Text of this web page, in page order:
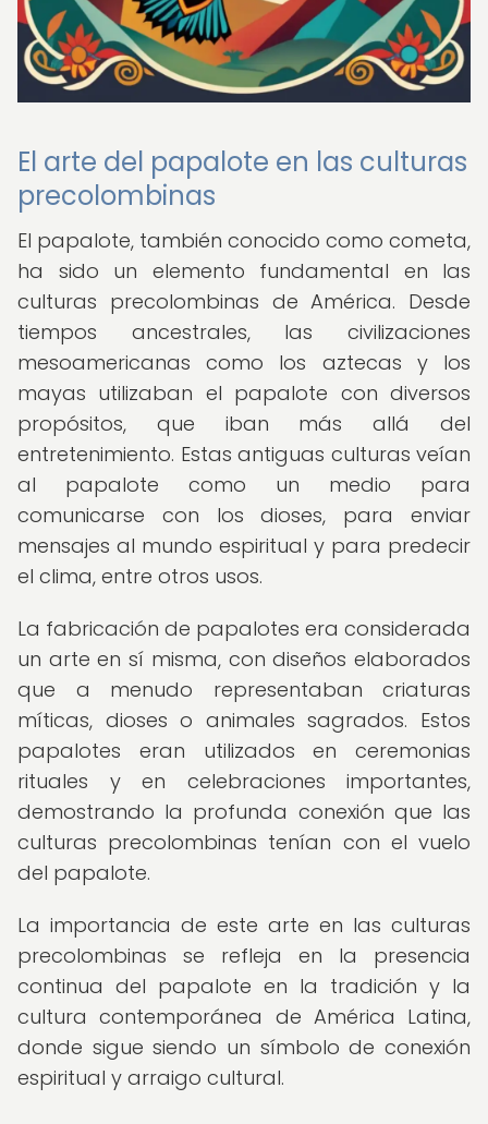
El arte del papalote en las culturas
precolombinas
El papalote, también conocido como cometa,
ha sido un elemento fundamental en las
culturas precolombinas de América. Desde
tiempos ancestrales, las civilizaciones
mesoamericanas como los aztecas y los
mayas utilizaban el papalote con diversos
propósitos, que iban más allá del
entretenimiento. Estas antiguas culturas veían
al papalote como un medio para
comunicarse con los dioses, para enviar
mensajes al mundo espiritual y para predecir
el clima, entre otros usos.
La fabricación de papalotes era considerada
un arte en sí misma, con diseños elaborados
que a menudo representaban criaturas
míticas, dioses o animales sagrados. Estos
papalotes eran utilizados en ceremonias
rituales y en celebraciones importantes,
demostrando la profunda conexión que las
culturas precolombinas tenían con el vuelo
del papalote.
La importancia de este arte en las culturas
precolombinas se refleja en la presencia
continua del papalote en la tradición y la
cultura contemporánea de América Latina,
donde sigue siendo un símbolo de conexión
espiritual y arraigo cultural.